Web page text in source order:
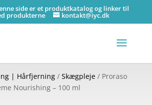
side er et produktkatalog og linker til
produkterne kontakt@iyc.dk
| Hårfjerning/ Skægpleje/ Proraso
Nourishing – 100 ml